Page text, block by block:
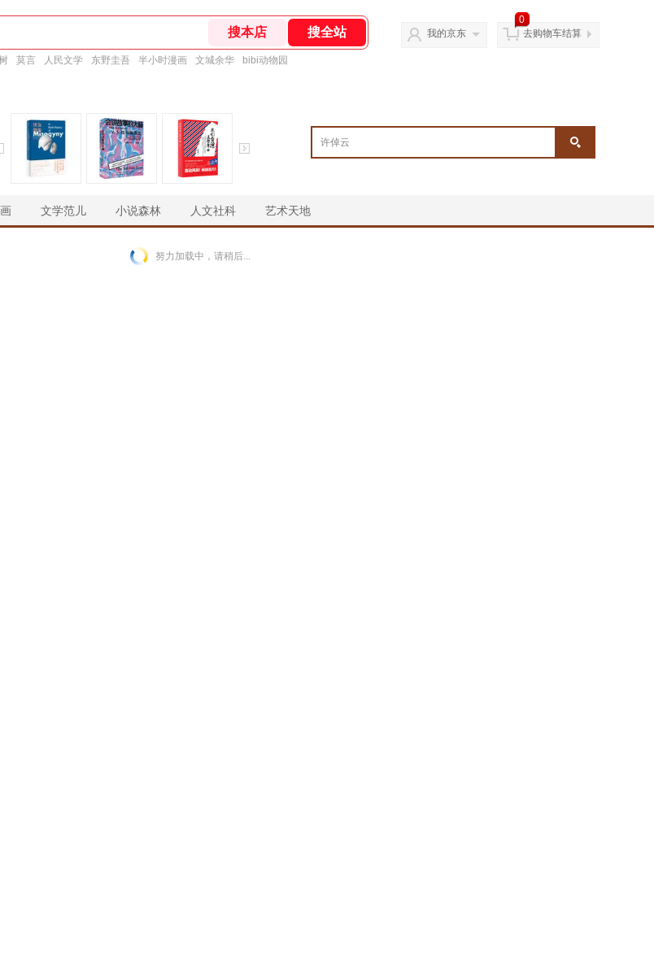
莫言 人民文学 东野圭吾 半小时漫画 文城余华 bibi动物园
我的京东
0
去购物车结算
￥ ￥ ￥ ￥
文学范儿 小说森林 人文社科 艺术天地
努力加载中，请稍后...